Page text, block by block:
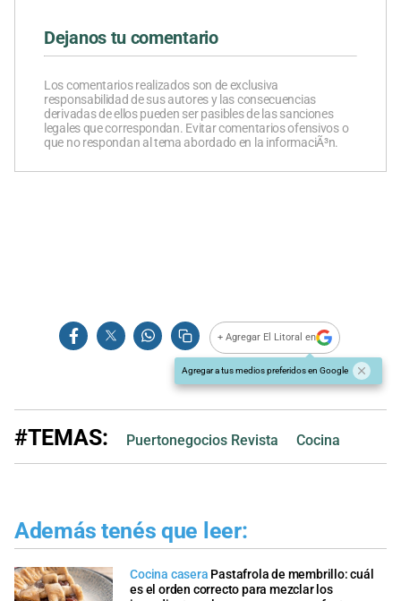
Dejanos tu comentario
Los comentarios realizados son de exclusiva
responsabilidad de sus autores y las consecuencias
derivadas de ellos pueden ser pasibles de las sanciones
legales que correspondan. Evitar comentarios ofensivos o
que no respondan al tema abordado en la informaciÃ³n.
+ Agregar El Litoral en
Agregar a tus medios preferidos en Google
#TEMAS: Puertonegocios Revista Cocina
Además tenés que leer:
Cocina casera Pastafrola de membrillo: cuál
es el orden correcto para mezclar los